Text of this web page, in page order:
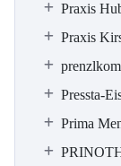
Praxis
Praxis
Pressta-
Prima